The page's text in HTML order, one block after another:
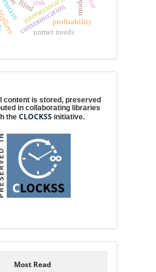
filed model
risk
communicationprofitability
unmet needs
content is stored, preserved
in collaborating libraries
theCLOCKSS initiative.
Most Read